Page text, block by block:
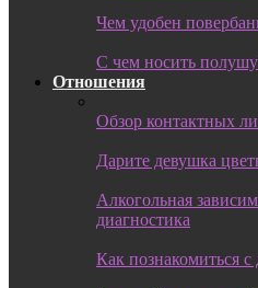
Чем удобен
С чем носить
Отношения
Обзор контактных
Дарите девушка
Алкогольная
диагностика
Как познакомиться с